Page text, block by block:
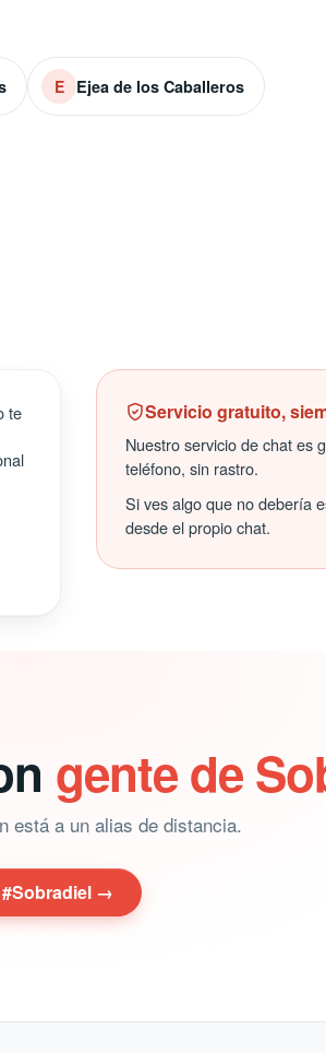
E Ejea de los Caballeros
te
Servicio gratuito,
Nuestro servicio de chat es
teléfono, sin rastro.
Si ves algo que no debería
desde el propio chat.
gente de
está a un alias de distancia.
#Sobradiel →